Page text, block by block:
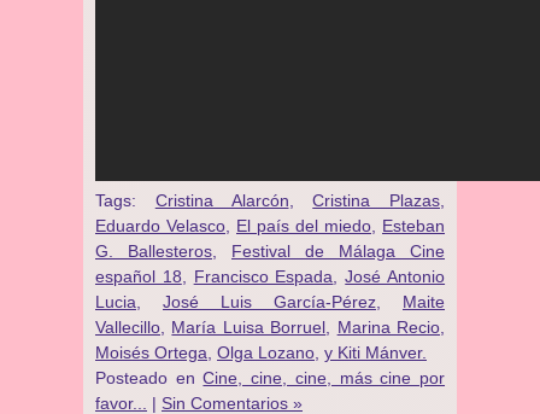
Tags: Cristina Alarcón ,Cristina Plazas
Eduardo Velasco
El país del miedo
Esteban
G. Ballesteros
Festival de Málaga Cine
español 18
Francisco Espada ,José Antonio
Lucia
José Luis García-Pérez
Maite
Vallecillo
María Luisa Borruel Marina Recio
Moisés Ortega Olga Lozano y Kiti Mánver.
Posteado enCine, cine, cine, más cine por
favor...
| Sin Comentarios »